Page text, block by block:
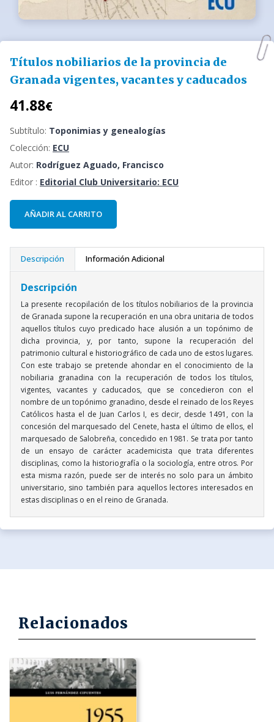
Títulos nobiliarios de la provincia de
Granada vigentes, vacantes y caducados
41.88€
Subtítulo: Toponimias y genealogías
Colección: ECU
Autor: Rodríguez Aguado, Francisco
Editor : Editorial Club Universitario: ECU
AÑADIR AL CARRITO
Descripción Información Adicional
Descripción
La presente recopilación de los títulos nobiliarios de la provincia
de Granada supone la recuperación en una obra unitaria de todos
aquellos títulos cuyo predicado hace alusión a un topónimo de
dicha provincia, y, por tanto, supone la recuperación del
patrimonio cultural e historiográfico de cada uno de estos lugares.
Con este trabajo se pretende ahondar en el conocimiento de la
nobiliaria granadina con la recuperación de todos los títulos,
vigentes, vacantes y caducados, que se concedieron con el
nombre de un topónimo granadino, desde el reinado de los Reyes
Católicos hasta el de Juan Carlos I, es decir, desde 1491, con la
concesión del marquesado del Cenete, hasta el último de ellos, el
marquesado de Salobreña, concedido en 1981. Se trata por tanto
de un ensayo de carácter academicista que trata diferentes
disciplinas, como la historiografía o la sociología, entre otros. Por
esta misma razón, puede ser de interés no solo para un ámbito
universitario, sino también para aquellos lectores interesados en
estas disciplinas o en el reino de Granada.
Relacionados